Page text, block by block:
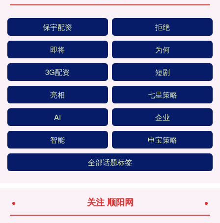
保宇配资 拒绝
即将 为何
3G配资 短剧
亮相 七星策略
AI 企业
智能 申宝策略
全部话题标签
关注 顺阳网